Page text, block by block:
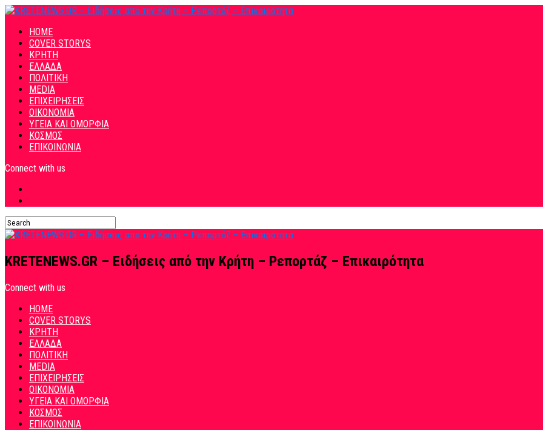
HOME
COVER STORYS
ΚΡΗΤΗ
ΕΛΛΑΔΑ
ΠΟΛΙΤΙΚΗ
MEDIA
ΕΠΙΧΕΙΡΗΣΕΙΣ
ΟΙΚΟΝΟΜΙΑ
ΥΓΕΙΑ ΚΑΙ ΟΜΟΡΦΙΑ
ΚΟΣΜΟΣ
ΕΠΙΚΟΙΝΩΝΙΑ
Connect with us
KRETENEWS.GR – Ειδήσεις από την Κρήτη – Ρεπορτάζ – Επικαιρότητα
Connect with us
HOME
COVER STORYS
ΚΡΗΤΗ
ΕΛΛΑΔΑ
ΠΟΛΙΤΙΚΗ
MEDIA
ΕΠΙΧΕΙΡΗΣΕΙΣ
ΟΙΚΟΝΟΜΙΑ
ΥΓΕΙΑ ΚΑΙ ΟΜΟΡΦΙΑ
ΚΟΣΜΟΣ
ΕΠΙΚΟΙΝΩΝΙΑ